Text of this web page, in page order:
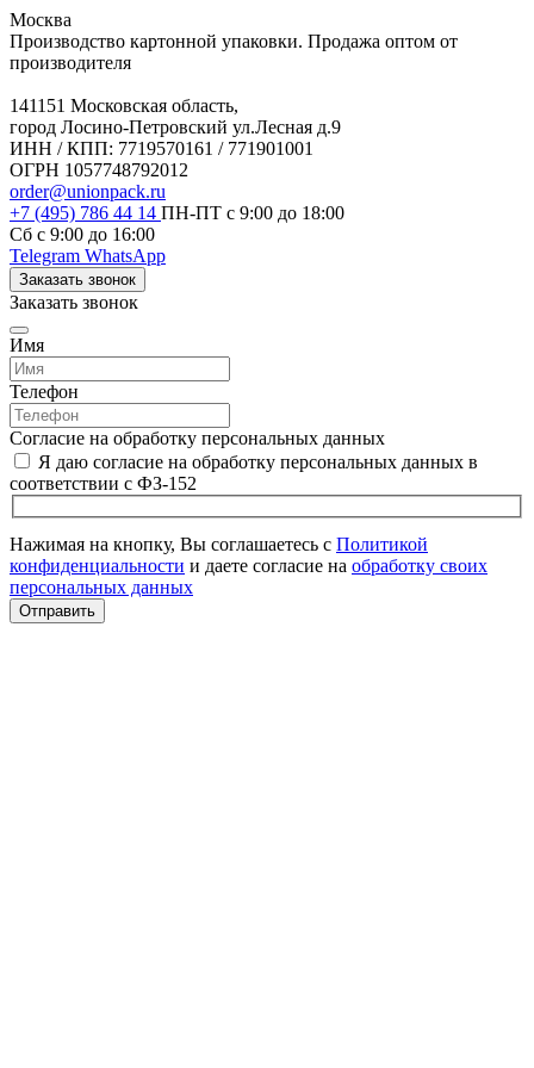
Москва
Производство картонной упаковки. Продажа оптом от
производителя
141151 Московская область,
город Лосино-Петровский ул.Лесная д.9
ИНН / КПП: 7719570161 / 771901001
ОГРН 1057748792012
order@unionpack.ru
+7 (495) 786 44 14 ПН-ПТ с 9:00 до 18:00
Сб с 9:00 до 16:00
Telegram WhatsApp
Заказать звонок
Заказать звонок
Имя
Телефон
Согласие на обработку персональных данных
Я даю согласие на обработку персональных данных в
соответствии с ФЗ-152
Нажимая на кнопку, Вы соглашаетесь с Политикой
конфиденциальности и даете согласие на обработку своих
персональных данных
Отправить